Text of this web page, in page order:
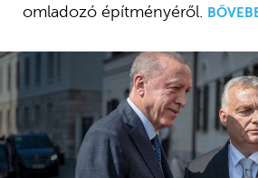
omladozó építményéről.